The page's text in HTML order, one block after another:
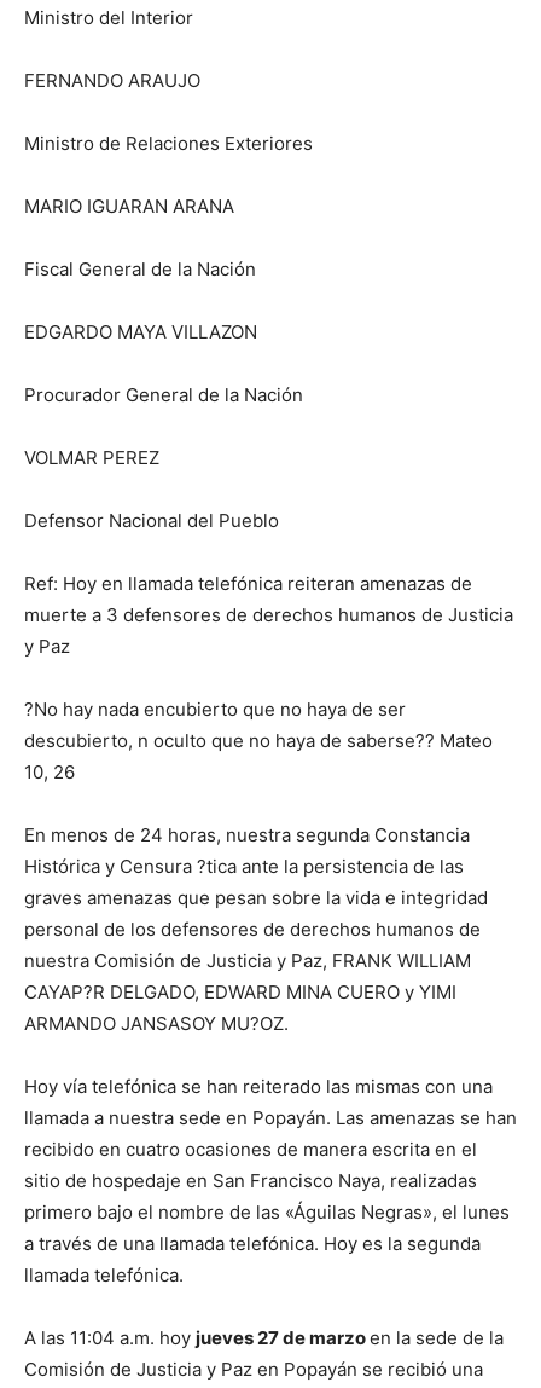
Ministro del Interior
FERNANDO ARAUJO
Ministro de Relaciones Exteriores
MARIO IGUARAN ARANA
Fiscal General de la Nación
EDGARDO MAYA VILLAZON
Procurador General de la Nación
VOLMAR PEREZ
Defensor Nacional del Pueblo
Ref: Hoy en llamada telefónica reiteran amenazas de
muerte a 3 defensores de derechos humanos de Justicia
y Paz
?No hay nada encubierto que no haya de ser
descubierto, n oculto que no haya de saberse?? Mateo
10, 26
En menos de 24 horas, nuestra segunda Constancia
Histórica y Censura ?tica ante la persistencia de las
graves amenazas que pesan sobre la vida e integridad
personal de los defensores de derechos humanos de
nuestra Comisión de Justicia y Paz, FRANK WILLIAM
CAYAP?R DELGADO, EDWARD MINA CUERO y YIMI
ARMANDO JANSASOY MU?OZ.
Hoy vía telefónica se han reiterado las mismas con una
llamada a nuestra sede en Popayán. Las amenazas se han
recibido en cuatro ocasiones de manera escrita en el
sitio de hospedaje en San Francisco Naya, realizadas
primero bajo el nombre de las «Águilas Negras», el lunes
a través de una llamada telefónica. Hoy es la segunda
llamada telefónica.
A las 11:04 a.m. hoy jueves 27 de marzoen la sede de la
Comisión de Justicia y Paz en Popayán se recibió una